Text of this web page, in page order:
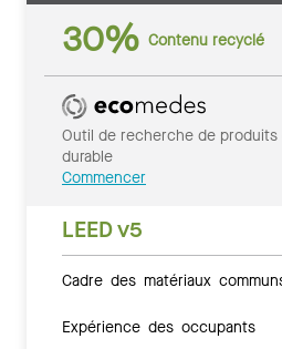
30% Contenu recyclé
Outil de recherche de
durable
Commencer
LEED v5
Cadre des matériaux
Expérience des occupants